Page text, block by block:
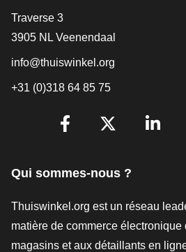
[_General:Contact]
Traverse 3
3905 NL Veenendaal
info@thuiswinkel.org
+31 (0)318 64 85 75
[_General:SocialMediaTitle]
Qui sommes-nous ?
Thuiswinkel.org est un réseau
matière de commerce électronique
magasins et aux détaillants en